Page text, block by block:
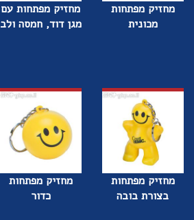
מחזיק מפתחות
מכונית
מחזיק מפתחות עם
מגן דוד, חמסה ולב
מחזיק מפתחות
בצורת בובה
מחזיק מפתחות
כדור